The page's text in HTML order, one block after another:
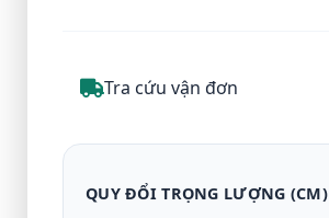
Tra cứu vận đơn
QUY ĐỔI TRỌNG LƯỢNG (CM)